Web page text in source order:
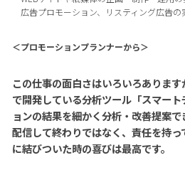
広告プロモーション、リスティング広告の
＜プロモーションプランナーから＞
この仕事の面白さはいろいろありま
で開発している分析ツール「スマー
ョンの結果を細かく分析・改善提案で
配信して終わりではなく、責任を持
に結びついた時の喜びは最高です。